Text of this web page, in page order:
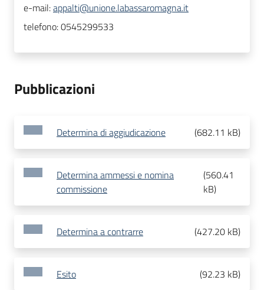
e-mail:appalti@unione.labassaromagna.it
telefono:0545299533
Pubblicazioni
Determina di aggiudicazione (682.11 kB)
Determina ammessi e nomina
commissione
(560.41
kB)
Determina a contrarre (427.20 kB)
Esito (92.23 kB)